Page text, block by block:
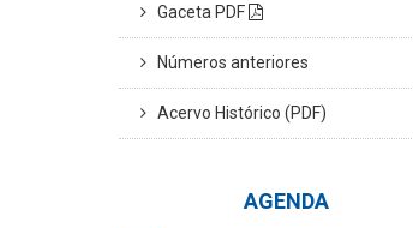
Gaceta PDF
Números anteriores
Acervo Histórico (PDF)
AGENDA